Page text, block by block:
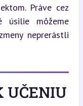
Práve cez
úsilie môžeme
neprerástli
UČENIU